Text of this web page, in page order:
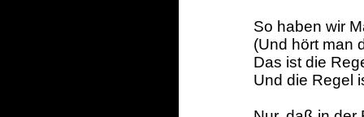
So haben wir
(Und hört man
Das ist die
Und die Regel